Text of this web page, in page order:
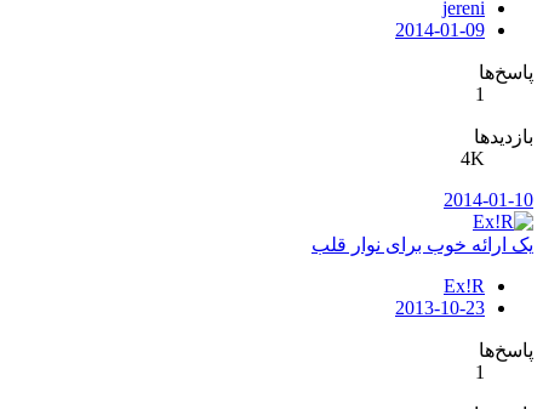
jereni
2014-01-09
پاسخ‌ها
1
بازدیدها
4K
2014-01-10
یک ارائه خوب برای نوار قلب
Ex!R
2013-10-23
پاسخ‌ها
1